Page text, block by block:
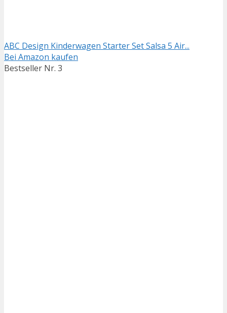
ABC Design Kinderwagen Starter Set Salsa 5 Air...
Bei Amazon kaufen
Bestseller Nr. 3